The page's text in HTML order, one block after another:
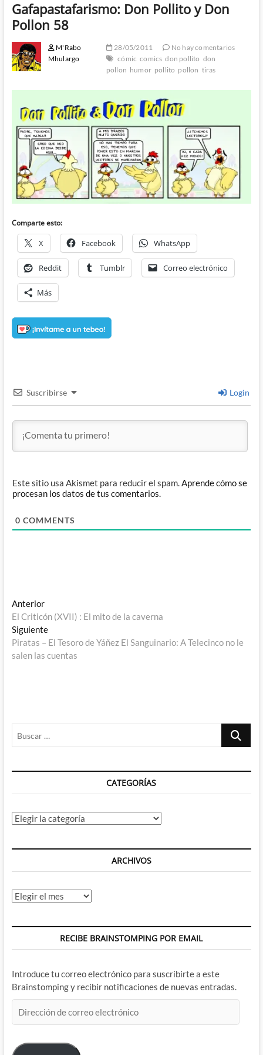
Gafapastafarismo: Don Pollito y Don
Pollon 58
M'Rabo
Mhulargo
28/05/2011
No hay comentarios
cómic comics don pollito don
pollon humor pollito pollon tiras
Comparte esto:
X Facebook WhatsApp
Reddit Tumblr Correo electrónico
Más
Suscribirse Login
Este sitio usa Akismet para reducir el spam.Aprende cómo se
procesan los datos de tus comentarios.
0 COMMENTS
Navegación
de
entradas
AnteriorEntrada
anterior:
El Criticón (XVII) : El mito de la caverna
SiguienteEntrada
siguiente:
Piratas – El Tesoro de Yáñez El Sanguinario: A Telecinco no le
salen las cuentas
Buscar
CATEGORÍAS
Categorías
ARCHIVOS
Archivos
RECIBE BRAINSTOMPING POR EMAIL
Introduce tu correo electrónico para suscribirte a este
Brainstomping y recibir notificaciones de nuevas entradas.
de
electrónico